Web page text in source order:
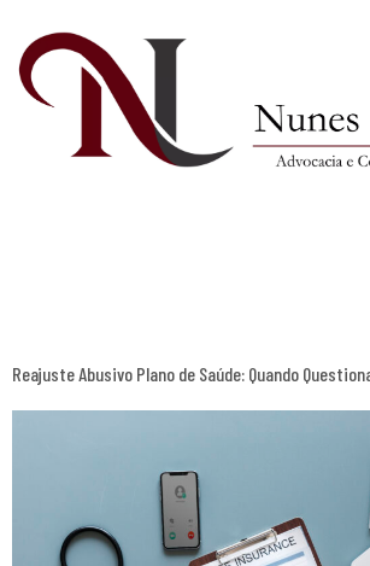
Reajuste Abusivo Plano de Saúde: Quando